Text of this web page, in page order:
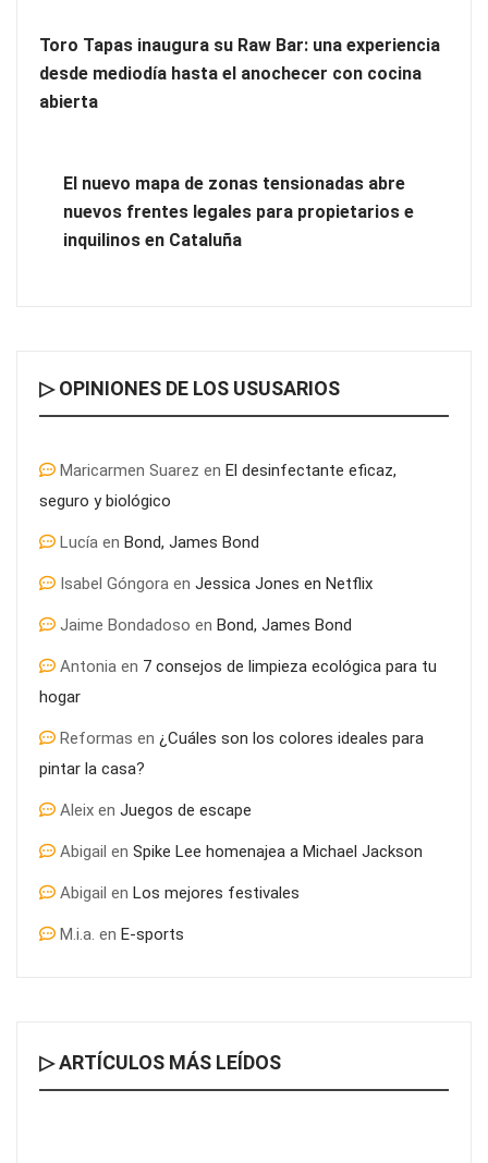
Toro Tapas inaugura su Raw Bar: una experiencia
desde mediodía hasta el anochecer con cocina
abierta
El nuevo mapa de zonas tensionadas abre
nuevos frentes legales para propietarios e
inquilinos en Cataluña
▷ OPINIONES DE LOS USUSARIOS
Maricarmen Suarez en El desinfectante eficaz,
seguro y biológico
Lucía en Bond, James Bond
Isabel Góngora en Jessica Jones en Netflix
Jaime Bondadoso en Bond, James Bond
Antonia en 7 consejos de limpieza ecológica para tu
hogar
Reformas en ¿Cuáles son los colores ideales para
pintar la casa?
Aleix en Juegos de escape
Abigail en Spike Lee homenajea a Michael Jackson
Abigail en Los mejores festivales
M.i.a. en E-sports
▷ ARTÍCULOS MÁS LEÍDOS